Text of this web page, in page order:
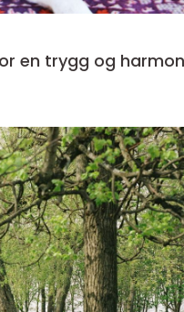
en trygg og